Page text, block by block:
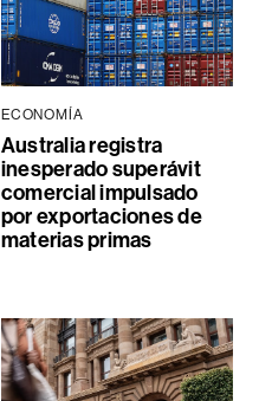
ECONOMÍA
Australia registra
inesperado superávit
comercial impulsado
por exportaciones de
materias primas